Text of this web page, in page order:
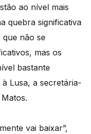
ao nível mais
quebra significativa
que não se
mas os
bastante
Lusa, a secretária-
vai baixar”,